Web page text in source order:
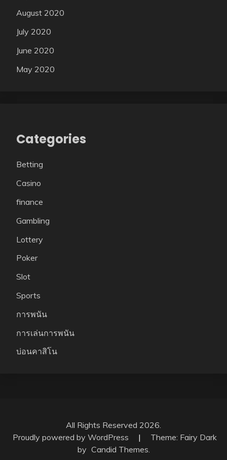
August 2020
July 2020
June 2020
May 2020
Categories
Betting
Casino
finance
Gambling
Lottery
Poker
Slot
Sports
การพนัน
การเล่นการพนัน
บ่อนคาสิโน
All Rights Reserved 2026.
Proudly powered by WordPress
|
Theme: Fairy Dark
by Candid Themes.